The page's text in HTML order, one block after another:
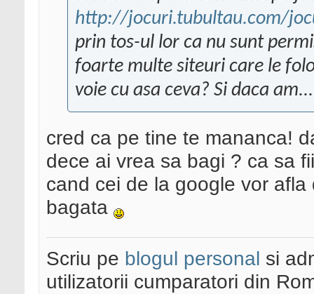
http://jocuri.tubultau.com/
prin tos-ul lor ca nu sunt
foarte multe siteuri care le
voie cu asa ceva? Si daca
cred ca pe tine te mananca!
dece ai vrea sa bagi ? ca sa
cand cei de la google vor
bagata
Scriu pe blogul personal si
utilizatorii cumparatori din